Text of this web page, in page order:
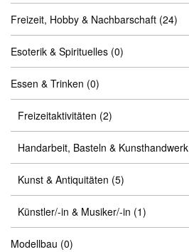
Freizeit, Hobby & Nachbarschaft (24)
Esoterik & Spirituelles (0)
Essen & Trinken (0)
Freizeitaktivitäten (2)
Handarbeit, Basteln & Kunsthandwerk
Kunst & Antiquitäten (5)
Künstler/-in & Musiker/-in (1)
Modellbau (0)